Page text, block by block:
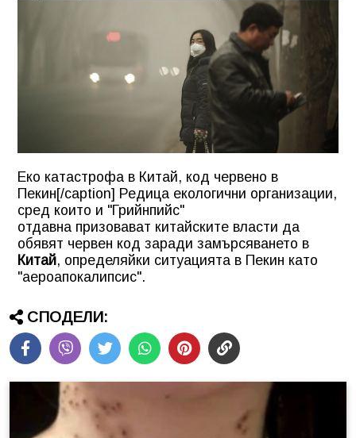
Еко катастрофа в Китай, код червено в
Пекин[/caption] Редица екологични организации,
сред които и "Грийнпийс"
отдавна призовават китайските власти да
обявят червен код заради замърсяването в
Китай, определяйки ситуацията в Пекин като
"аероапокалипсис".
СПОДЕЛИ: